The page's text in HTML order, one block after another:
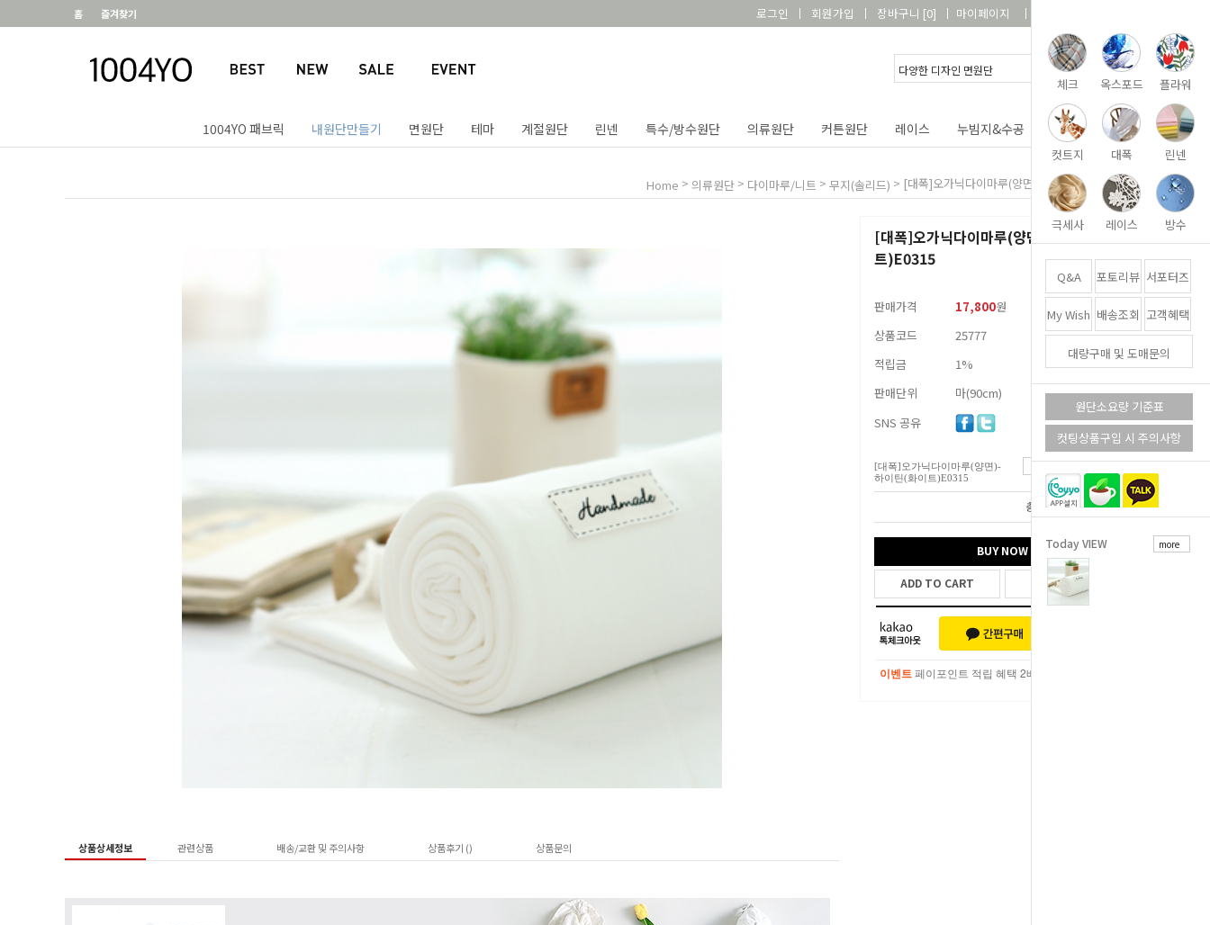
체크 옥스포드 플라워
컷트지 대폭 린넨
극세사 레이스 방수
Q&A 포토리뷰 서포터즈
My Wish 배송조회 고객혜택
대량구매 및 도매문의
원단소요량 기준표
컷팅상품구입 시 주의사항
Today VIEW more
홈 즐겨찾기 로그인 회원가입 장바구니 [0] 마이페이지
1004YO 패브릭 내원단만들기 면원단 테마 계절원단 린넨 특수/방수원단 의류원단 커튼원단 레이스 누빔지&수공 DIY&패키지 부자재
Home > 의류원단 > 다이마루/니트 > 무지(솔리드) > [대폭]오가닉다이마루(양면)-하이틴(화이트)E0315
[대폭]오가닉다이마루(양면)-하이틴(화이
트)E0315
판매가격 17,800원
상품코드
25777
적립금
1%
판매단위
마(90cm)
SNS 공유
[대폭]오가닉다이마루(양면)-
하이틴(화이트)E0315
총 상품 금액 17,800 원
BUY NOW
ADD TO CART WISH LIST
이벤트 페이포인트 적립 혜택 2배 UP!
상품상세정보 관련상품 배송/교환 및 주의사항 상품후기 () 상품문의